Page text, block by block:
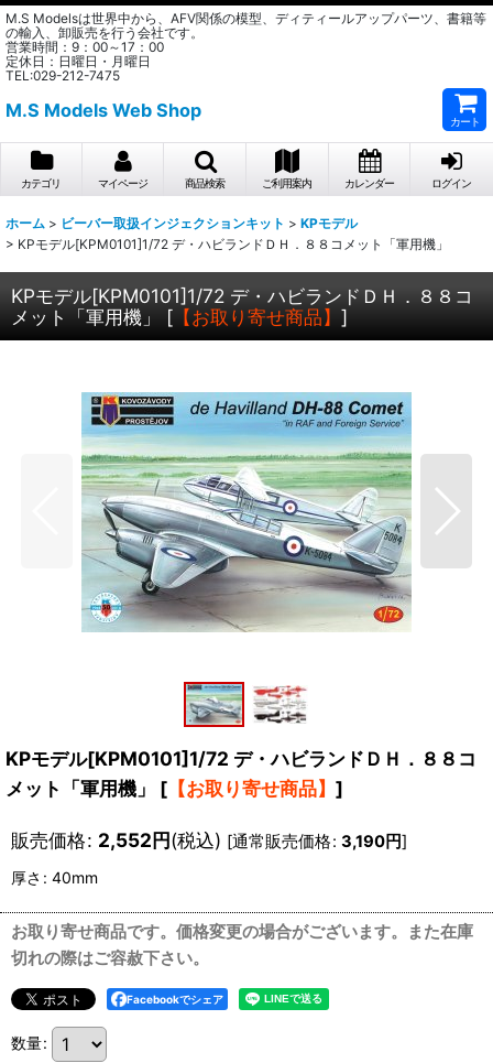
M.S Modelsは世界中から、AFV関係の模型、ディティールアップパーツ、書籍等
の輸入、卸販売を行う会社です。
営業時間：9：00～17：00
定休日：日曜日・月曜日
TEL:029-212-7475
M.S Models Web Shop
カート
カテゴリ マイページ 商品検索 ご利用案内 カレンダー ログイン
ホーム > ビーバー取扱インジェクションキット > KPモデル
> KPモデル[KPM0101]1/72 デ・ハビランドＤＨ．８８コメット「軍用機」
KPモデル[KPM0101]1/72 デ・ハビランドＤＨ．８８コ
メット「軍用機」
[ 【お取り寄せ商品】 ]
KPモデル[KPM0101]1/72 デ・ハビランドＤＨ．８８コ
メット「軍用機」
[ 【お取り寄せ商品】 ]
販売価格: 2,552円(税込) [通常販売価格: 3,190円]
厚さ : 40mm
お取り寄せ商品です。価格変更の場合がございます。また在庫
切れの際はご容赦下さい。
Facebookでシェア
数量: